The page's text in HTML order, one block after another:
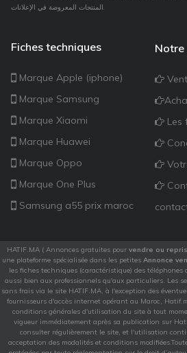
Fiches techniques
Marque Apple (iphone)
Marque Samsung
Marque Xiaomi
Marque Huawei
Marque Oppo
Marque One Plus
Samsung a55 prix maroc
Notre
Les
HATIF.MA ( Annonces gratuites pour vendre ou
une plateforme spécialisée dans les petites Annonce
les fiches techniques (caractéristique) des
aussi bien aux professionnels qu'aux particuliers. Les
sans frais via le site HATIF.MA, à l'exception des
fournisseurs d'accès internet opérant au Maroc,
conditions générales d'utilisation du site à tout
vigueur immédiatement après sa publication sur
consulter régulièrement le site, et l'utilisation
acceptation des modalités et conditions